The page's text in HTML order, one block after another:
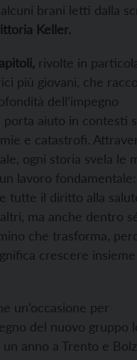
brani letti dalla
Keller.
rivolte in
più giovani, che
dell’impegno
aiuto in contesti
e catastrofi.
ogni storia svela le
lavoro fondamentale:
tutte il diritto alla
ma anche dentro
che trasforma,
crescere insieme
un’occasione per
del nuovo gruppo
anno a Trento e